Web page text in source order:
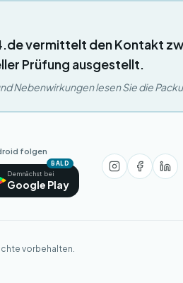
vermittelt den Kontakt
Prüfung ausgestellt.
Nebenwirkungen lesen Sie die
folgen
BALD
Demnächst bei
Google Play
vorbehalten.